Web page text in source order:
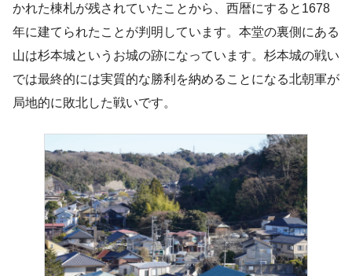
かれた棟札が残されていたことから、西暦にすると1678
年に建てられたことが判明しています。本堂の裏側にある
山は杉本城というお城の跡になっています。杉本城の戦い
では最終的には実質的な勝利を納めることになる北朝軍が
局地的に敗北した戦いです。